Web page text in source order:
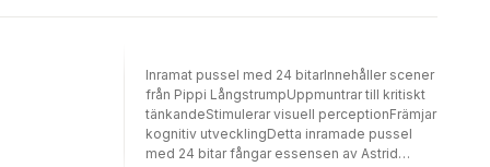
charmig fiskescen är det perfekt för både
avslappning, vilket gör det till en idealisk
aktivitet för mindfulness. Tillverkat med den
elegans som dansk design innebär vilket gör
det till ett värdefullt tillskott till alla
pusselsamlingar. Njut av otaliga timmars
Inramat pussel med 24 bitarInnehåller scener
från Pippi LångstrumpUppmuntrar till kritiskt
tänkandeStimulerar visuell perceptionFrämjar
kognitiv utvecklingDetta inramade pussel
med 24 bitar fångar essensen av Astrid